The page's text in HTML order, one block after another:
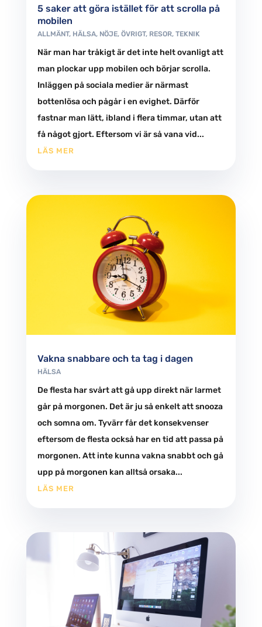
5 saker att göra istället för att scrolla på
mobilen
ALLMÄNT, HÄLSA, NÖJE, ÖVRIGT, RESOR, TEKNIK
När man har tråkigt är det inte helt ovanligt att
man plockar upp mobilen och börjar scrolla.
Inläggen på sociala medier är närmast
bottenlösa och pågår i en evighet. Därför
fastnar man lätt, ibland i flera timmar, utan att
få något gjort. Eftersom vi är så vana vid...
LÄS MER
Vakna snabbare och ta tag i dagen
HÄLSA
De flesta har svårt att gå upp direkt när larmet
går på morgonen. Det är ju så enkelt att snooza
och somna om. Tyvärr får det konsekvenser
eftersom de flesta också har en tid att passa på
morgonen. Att inte kunna vakna snabbt och gå
upp på morgonen kan alltså orsaka...
LÄS MER